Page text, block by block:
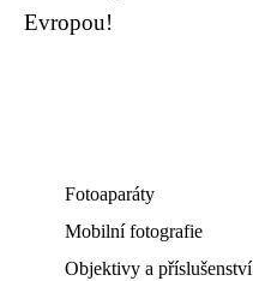
Evropou!
Fotoaparáty
Mobilní fotografie
Objektivy a příslušenství